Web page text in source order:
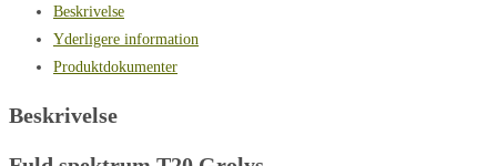
Beskrivelse
Yderligere information
Produktdokumenter
Beskrivelse